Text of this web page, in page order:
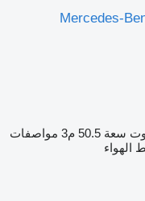
Mercedes-
سعة 50.5 م3
مواصفات
الهواء